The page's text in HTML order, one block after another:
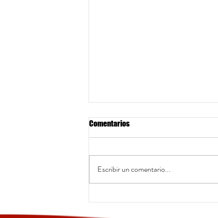
Comentarios
Escribir un comentario...